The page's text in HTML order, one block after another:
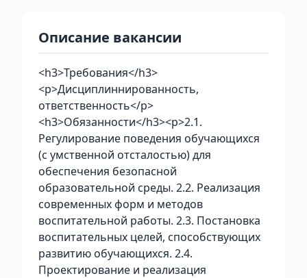
Описание вакансии
<h3>Требования</h3>
<p>Дисциплиннированность,
ответственность</p>
<h3>Обязанности</h3><p>2.1.
Регулирование поведения обучающихся
(с умственной отсталостью) для
обеспечения безопасной
образовательной среды. 2.2. Реализация
современных форм и методов
воспитательной работы. 2.3. Постановка
воспитательных целей, способствующих
развитию обучающихся. 2.4.
Проектирование и реализация